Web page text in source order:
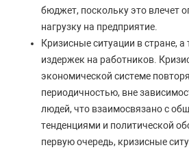
бюджет, поскольку это влечет
нагрузку на предприятие.
Кризисные ситуации в стране,
издержек на работников.
экономической системе
периодичностью, вне
людей, что взаимосвязано с
тенденциями и политической
первую очередь, кризисные